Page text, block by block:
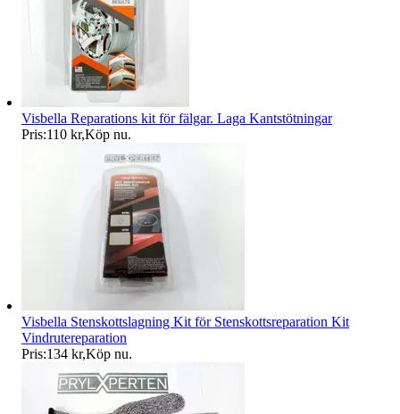
Visbella Reparations kit för fälgar. Laga Kantstötningar
Pris:110 kr,Köp nu.
Visbella Stenskottslagning Kit för Stenskottsreparation Kit
Vindrutereparation
Pris:134 kr,Köp nu.